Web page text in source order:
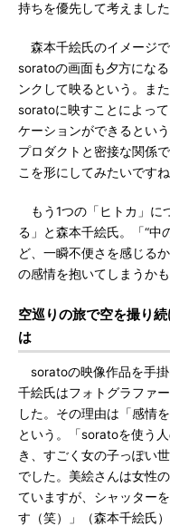
持ちを優先して考えまし
森本千絵氏のイメージ
soratoの画面も夕方にな
ンクして映るという。ま
soratoに映すことによっ
ケーションができるとい
プロダクトと密接な関係
こを形にしてみたいです
もう1つの「ヒトカ」に
る」と森本千絵氏。「“中
ど、一瞬不便さを感じる
の感情を抱いてしまうか
空巡りの旅で空を撮り
は
soratoの映像作品を手
千絵氏はフォトグラファ
した。その理由は「感情
という。「soratoを使う
き、すごく女の子っぽい
でした。美絵さんは女性
ていますが、シャッター
す（笑）」（森本千絵氏）